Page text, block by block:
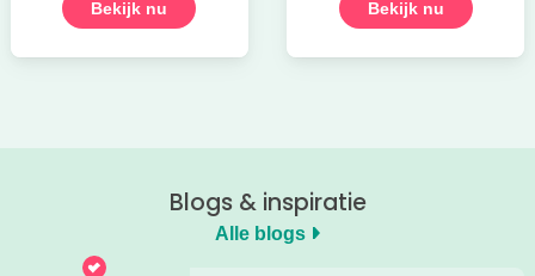
Bekijk nu Bekijk nu
Blogs & inspiratie
Alle blogs